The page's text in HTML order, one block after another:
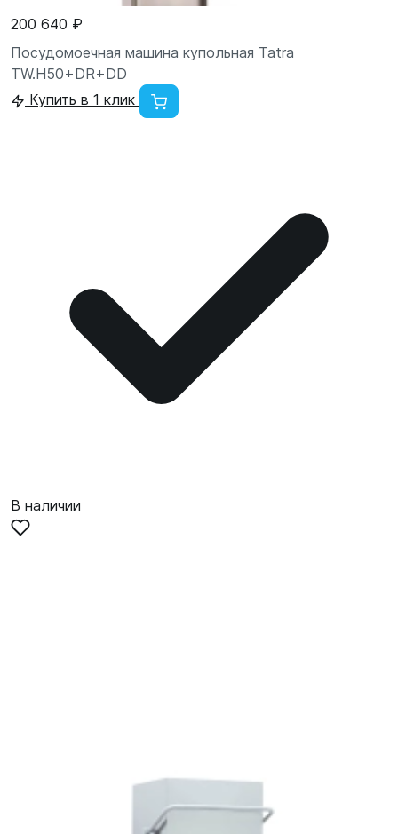
200 640 ₽
Посудомоечная машина купольная Tatra
TW.H50+DR+DD
Купить в 1 клик
В наличии